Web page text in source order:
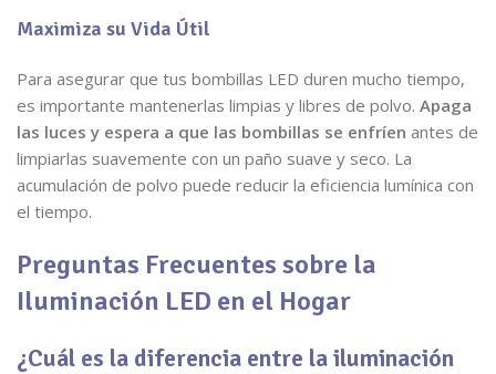
Maximiza su Vida Útil
Para asegurar que tus bombillas LED duren mucho tiempo,
es importante mantenerlas limpias y libres de polvo. Apaga
las luces y espera a que las bombillas se enfríen antes de
limpiarlas suavemente con un paño suave y seco. La
acumulación de polvo puede reducir la eficiencia lumínica con
el tiempo.
Preguntas Frecuentes sobre la
Iluminación LED en el Hogar
¿Cuál es la diferencia entre la iluminación